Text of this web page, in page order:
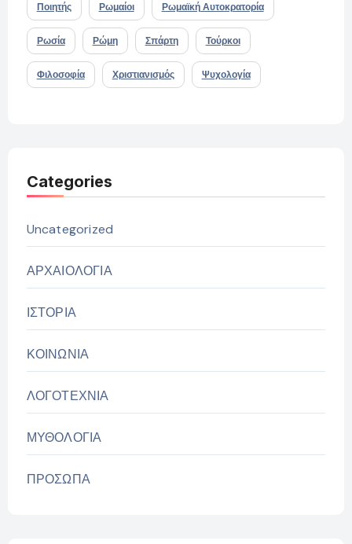
Ποιητής Ρωμαίοι Ρωμαϊκή Αυτοκρατορία
Ρωσία Ρώμη Σπάρτη Τούρκοι
Φιλοσοφία Χριστιανισμός Ψυχολογία
Categories
Uncategorized
ΑΡΧΑΙΟΛΟΓΙΑ
ΙΣΤΟΡΙΑ
ΚΟΙΝΩΝΙΑ
ΛΟΓΟΤΕΧΝΙΑ
ΜΥΘΟΛΟΓΙΑ
ΠΡΟΣΩΠΑ